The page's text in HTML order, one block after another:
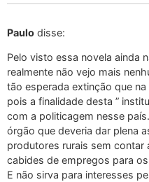
Paulo disse:
Pelo visto essa novela ainda
realmente não vejo mais
tão esperada extinção que
pois a finalidade desta ”
com a politicagem nesse
órgão que deveria dar plena
produtores rurais sem contar
cabides de empregos para
E não sirva para interesses